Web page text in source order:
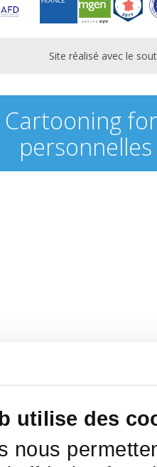
utilise des
nous
Site réalisé avec le
Cartooning
personnelles